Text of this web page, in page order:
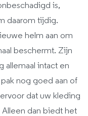
is,
daarom tijdig.
helm aan om
beschermt. Zijn
allemaal intact en
nog goed aan of
dat uw kleding
dan biedt het